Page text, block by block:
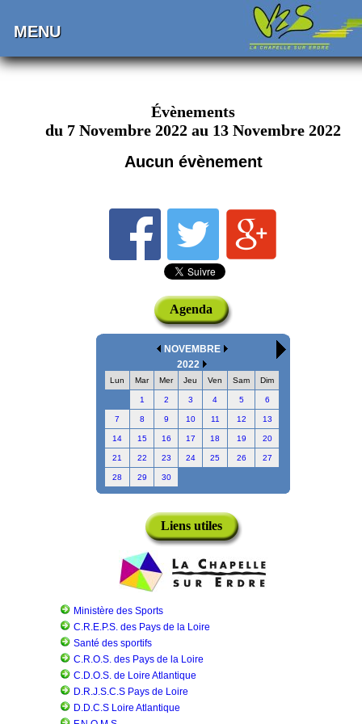
MENU
Évènements
du 7 Novembre 2022 au 13 Novembre 2022
Aucun évènement
Agenda
NOVEMBRE
2022
Lun Mar Mer Jeu Ven Sam Dim
1 2 3 4 5 6
7 8 9 10 11 12 13
14 15 16 17 18 19 20
21 22 23 24 25 26 27
28 29 30
Liens utiles
Ministère des Sports
C.R.E.P.S. des Pays de la Loire
Santé des sportifs
C.R.O.S. des Pays de la Loire
C.D.O.S. de Loire Atlantique
D.R.J.S.C.S Pays de Loire
D.D.C.S Loire Atlantique